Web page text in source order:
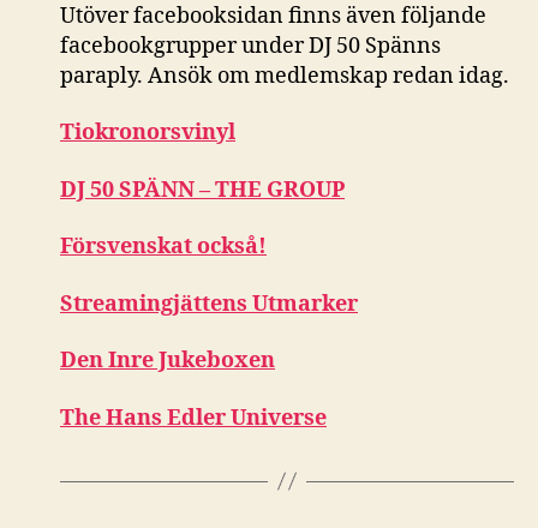
Utöver facebooksidan finns även följande
facebookgrupper under DJ 50 Spänns
paraply. Ansök om medlemskap redan idag.
Tiokronorsvinyl
DJ 50 SPÄNN – THE GROUP
Försvenskat också!
Streamingjättens Utmarker
Den Inre Jukeboxen
The Hans Edler Universe